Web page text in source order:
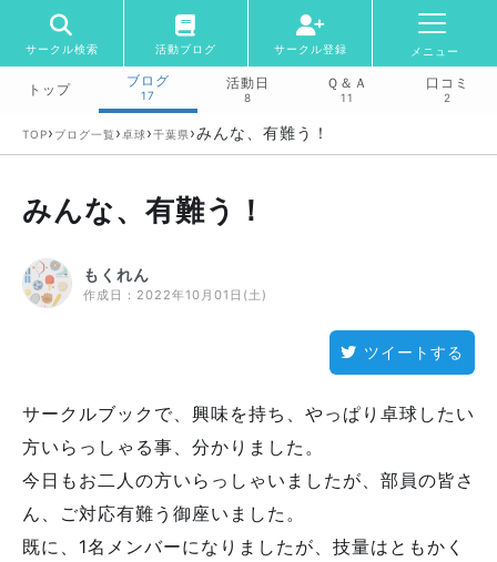
サークル検索 活動ブログ サークル登録 メニュー
トップ
ブログ
17
活動日
8
Ｑ＆Ａ
11
口コミ
2
TOP› ブログ一覧 › 卓球 ›千葉県›みんな、有難う！
みんな、有難う！
もくれん
作成日： 2022年10月01日(土)
ツイートする
サークルブックで、興味を持ち、やっぱり卓球したい
方いらっしゃる事、分かりました。
今日もお二人の方いらっしゃいましたが、部員の皆さ
ん、ご対応有難う御座いました。
既に、1名メンバーになりましたが、技量はともかく